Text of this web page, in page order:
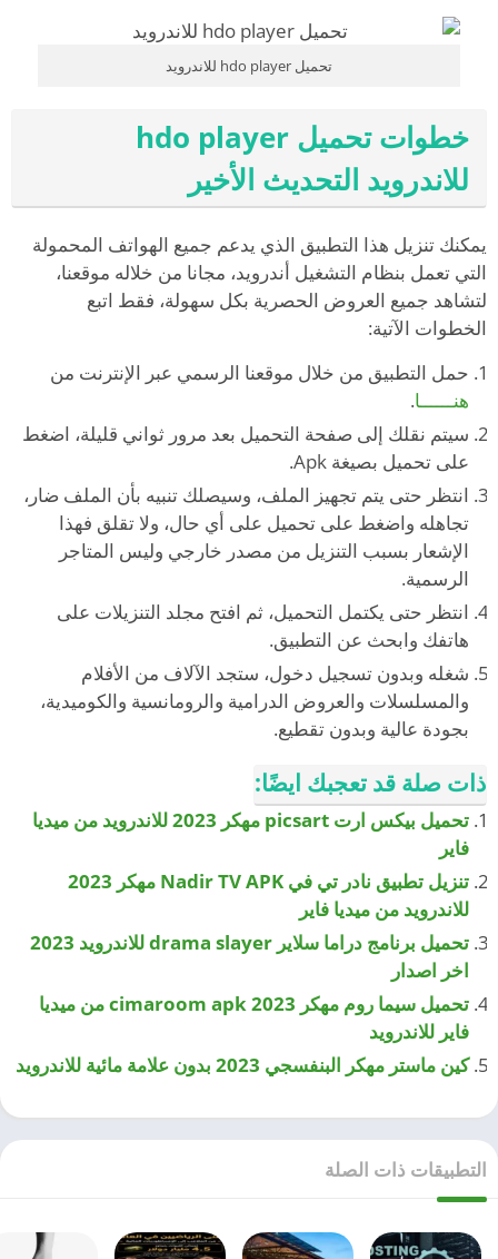
تحميل hdo player للاندرويد
خطوات تحميل hdo player
للاندرويد التحديث الأخير
يمكنك تنزيل هذا التطبيق الذي يدعم جميع الهواتف المحمولة
التي تعمل بنظام التشغيل أندرويد، مجانا من خلاله موقعنا،
لتشاهد جميع العروض الحصرية بكل سهولة، فقط اتبع
الخطوات الآتية:
حمل التطبيق من خلال موقعنا الرسمي عبر الإنترنت من
هنــــــا.
سيتم نقلك إلى صفحة التحميل بعد مرور ثواني قليلة، اضغط
على تحميل بصيغة Apk.
انتظر حتى يتم تجهيز الملف، وسيصلك تنبيه بأن الملف ضار،
تجاهله واضغط على تحميل على أي حال، ولا تقلق فهذا
الإشعار بسبب التنزيل من مصدر خارجي وليس المتاجر
الرسمية.
انتظر حتى يكتمل التحميل، ثم افتح مجلد التنزيلات على
هاتفك وابحث عن التطبيق.
شغله وبدون تسجيل دخول، ستجد الآلاف من الأفلام
والمسلسلات والعروض الدرامية والرومانسية والكوميدية،
بجودة عالية وبدون تقطيع.
ذات صلة قد تعجبك ايضًا:
تحميل بيكس ارت picsart مهكر 2023 للاندرويد من ميديا
فاير
تنزيل تطبيق نادر تي في Nadir TV APK مهكر 2023
للاندرويد من ميديا فاير
تحميل برنامج دراما سلاير drama slayer للاندرويد 2023
اخر اصدار
تحميل سيما روم مهكر cimaroom apk 2023 من ميديا
فاير للاندرويد
كين ماستر مهكر البنفسجي 2023 بدون علامة مائية للاندرويد
التطبيقات ذات الصلة